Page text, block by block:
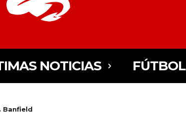
NOTICIAS FÚTBOL
Banfield